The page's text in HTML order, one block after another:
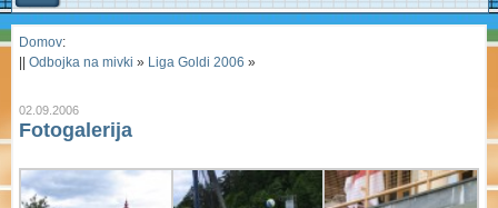
Domov:
Odbojka na mivki » Liga Goldi 2006 »
02.09.2006
Fotogalerija